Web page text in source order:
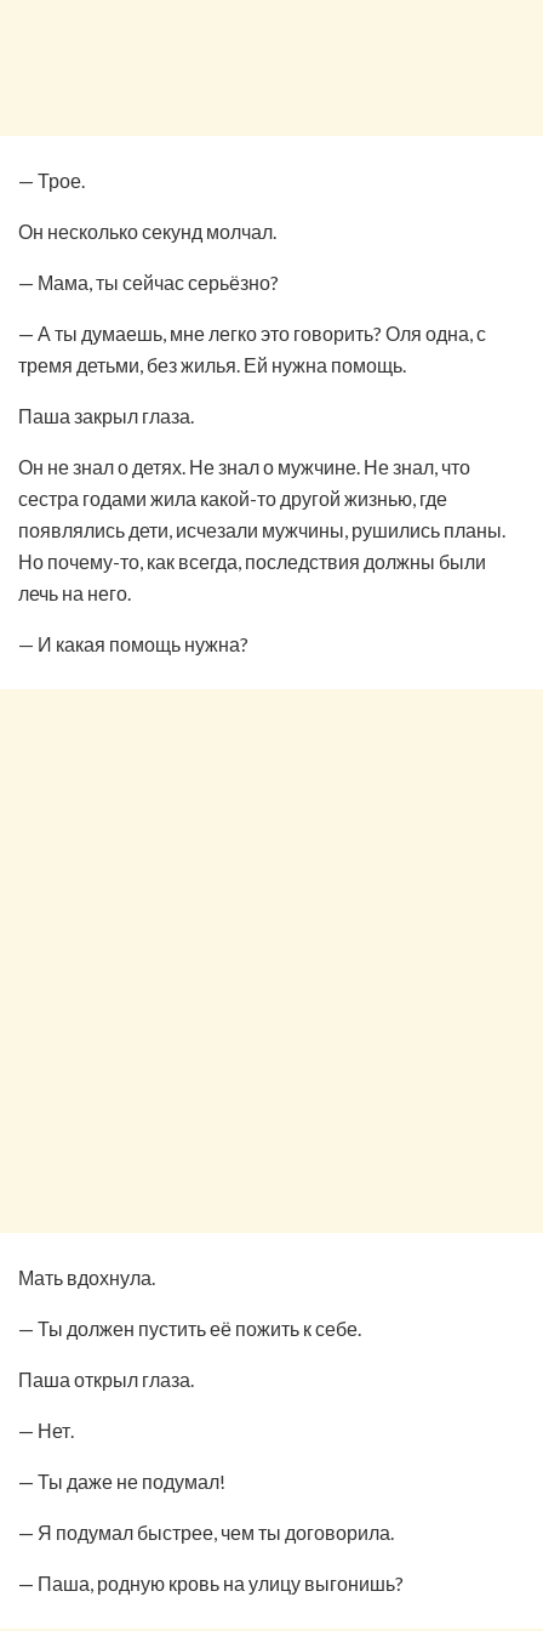
— Трое.
Он несколько секунд молчал.
— Мама, ты сейчас серьёзно?
— А ты думаешь, мне легко это говорить? Оля одна, с
тремя детьми, без жилья. Ей нужна помощь.
Паша закрыл глаза.
Он не знал о детях. Не знал о мужчине. Не знал, что
сестра годами жила какой-то другой жизнью, где
появлялись дети, исчезали мужчины, рушились планы.
Но почему-то, как всегда, последствия должны были
лечь на него.
— И какая помощь нужна?
Мать вдохнула.
— Ты должен пустить её пожить к себе.
Паша открыл глаза.
— Нет.
— Ты даже не подумал!
— Я подумал быстрее, чем ты договорила.
— Паша, родную кровь на улицу выгонишь?